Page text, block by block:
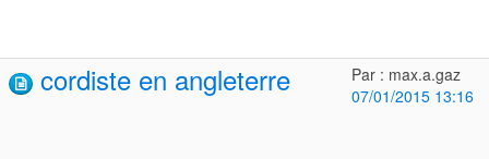
cordiste en angleterre
Par : max.a.gaz
07/01/2015 13:16